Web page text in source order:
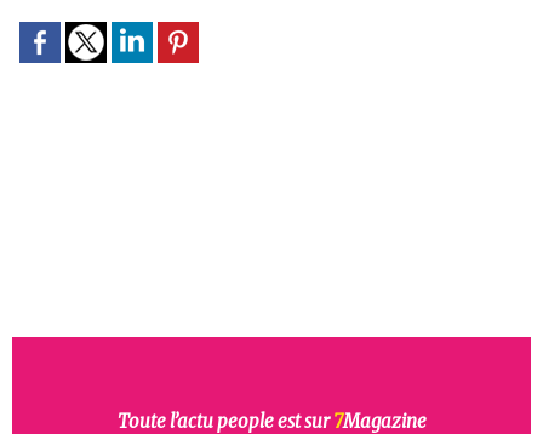
Toute l’actu people est sur7Magazine